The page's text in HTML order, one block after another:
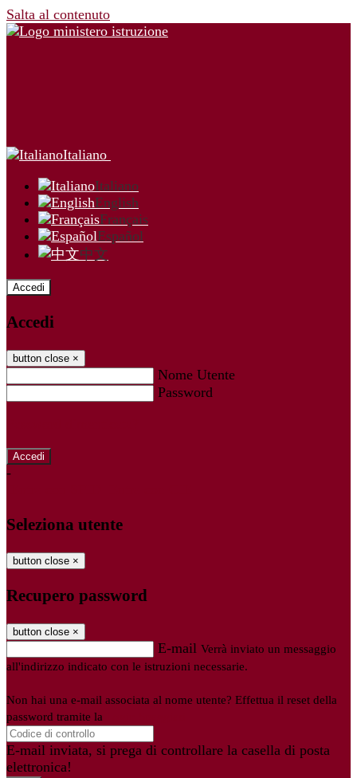
Salta al contenuto
Italiano
Italiano
English
Français
Español
中文
Accedi
Accedi
button close ×
Nome Utente
Password
-
Seleziona utente
button close ×
Recupero password
button close ×
E-mail Verrà inviato un messaggio
all'indirizzo indicato con le istruzioni necessarie.
Non hai una e-mail associata al nome utente? Effettua il reset della
password tramite la
E-mail inviata, si prega di controllare la casella di posta
elettronica!